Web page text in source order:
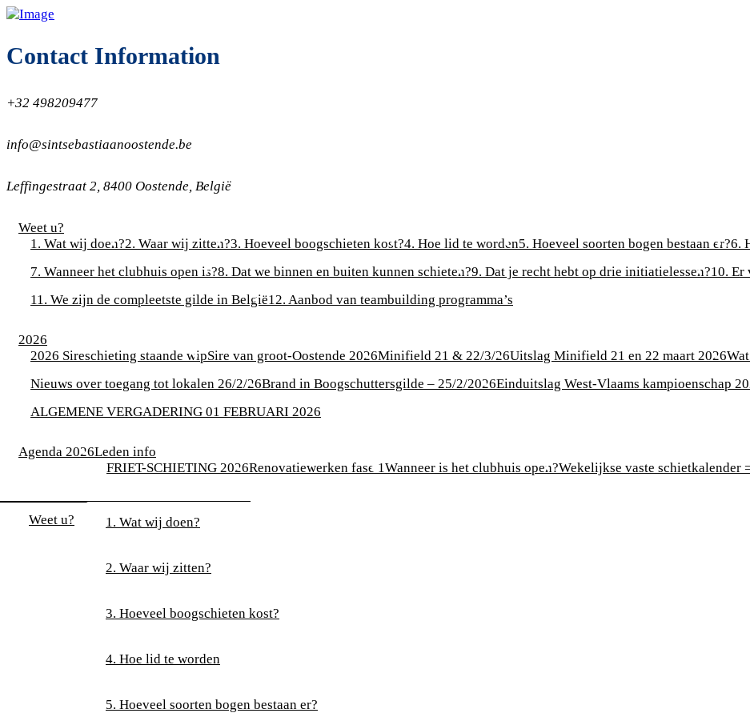
Contact Information
+32 498209477
info@sintsebastiaanoostende.be
Leffingestraat 2, 8400 Oostende, België
Weet u?
1. Wat wij doen?2. Waar wij zitten?3. Hoeveel boogschieten kost?4. Hoe lid te worden5. Hoeveel soorten bogen bestaan er?6.
7. Wanneer het clubhuis open is?8. Dat we binnen en buiten kunnen schieten?9. Dat je recht hebt op drie initiatielessen?10. Er
11. We zijn de compleetste gilde in België12. Aanbod van teambuilding programma’s
2026
2026 Sireschieting staande wipSire van groot-Oostende 2026Minifield 21 & 22/3/26Uitslag Minifield 21 en 22 maart 2026
Nieuws over toegang tot lokalen 26/2/26Brand in Boogschuttersgilde – 25/2/2026Einduitslag West-Vlaams kampioenschap
ALGEMENE VERGADERING 01 FEBRUARI 2026
Agenda 2026Leden info
FRIET-SCHIETING 2026Renovatiewerken fase 1Wanneer is het clubhuis open?Wekelijkse vaste schietkalender
Weet u? 1. Wat wij doen?
2. Waar wij zitten?
3. Hoeveel boogschieten kost?
4. Hoe lid te worden
5. Hoeveel soorten bogen bestaan er?